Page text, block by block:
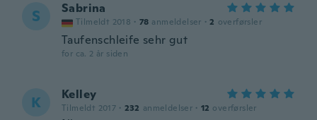
S Sabrina
Tilmeldt 2018 · 78 anmeldelser · 2 overførsler
Taufenschleife sehr gut
for ca. 2 år siden
K Kelley
Tilmeldt 2017 · 232 anmeldelser · 12 overførsler